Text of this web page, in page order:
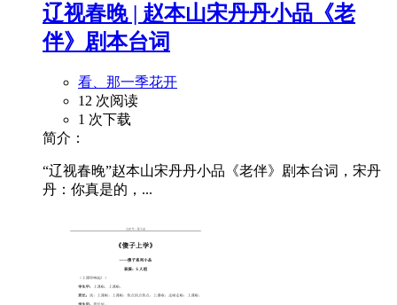
辽视春晚 | 赵本山宋丹丹小品《老
伴》剧本台词
看、那一季花开
12 次阅读
1 次下载
简介：
“辽视春晚”赵本山宋丹丹小品《老伴》剧本台词，宋丹
丹：你真是的，...